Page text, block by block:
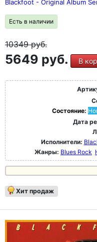
Blackfoot - Original Album
Есть в наличии
10349руб.
5649 руб. В
Состояние:
Дата
Исполнители:
Жанры: Blues Rock
Хит продаж